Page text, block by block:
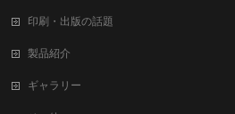
印刷・出版の話題
製品紹介
ギャラリー